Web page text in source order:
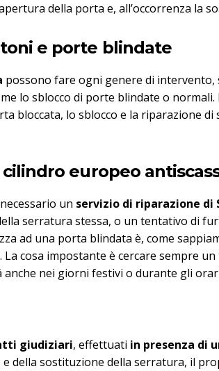
della porta e, all’occorrenza la
e porte blindate
possono fare ogni genere di
lo sblocco di porte blindate o
bloccata, lo sblocco e la riparazione
europeo
un servizio di riparazione
serratura stessa, o un tentativo di
ad una porta blindata è, come
cosa impostante è cercare sempre un
anche nei giorni festivi o durante gli
giudiziari, effettuati in presenza di
della sostituzione della serratura, il